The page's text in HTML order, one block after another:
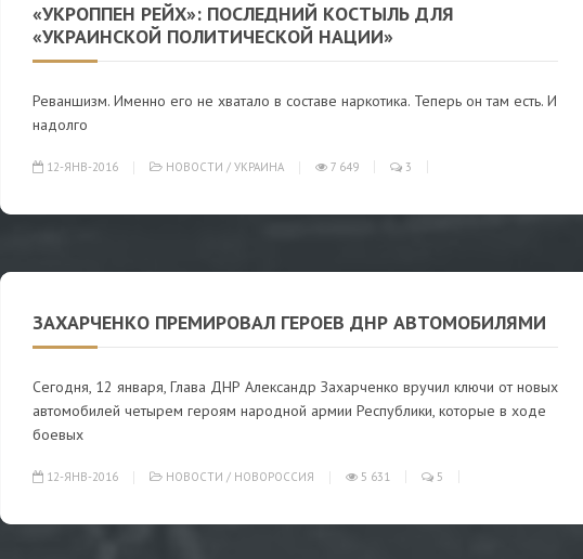
«УКРОППЕН РЕЙХ»: ПОСЛЕДНИЙ КОСТЫЛЬ ДЛЯ
«УКРАИНСКОЙ ПОЛИТИЧЕСКОЙ НАЦИИ»
Реваншизм. Именно его не хватало в составе наркотика. Теперь он там есть. И
надолго
12-ЯНВ-2016 НОВОСТИ / УКРАИНА 7 649 3
ЗАХАРЧЕНКО ПРЕМИРОВАЛ ГЕРОЕВ ДНР АВТОМОБИЛЯМИ
Сегодня, 12 января, Глава ДНР Александр Захарченко вручил ключи от новых
автомобилей четырем героям народной армии Республики, которые в ходе
боевых
12-ЯНВ-2016 НОВОСТИ / НОВОРОССИЯ 5 631 5